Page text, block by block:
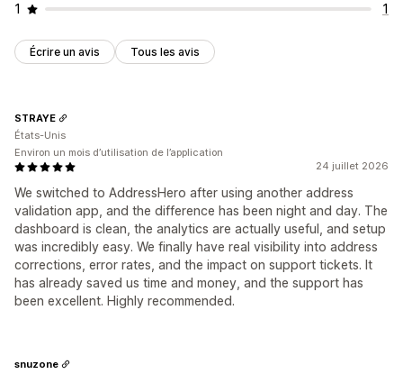
1
1
Écrire un avis Tous les avis
24 juillet 2026
We switched to AddressHero after using another address
validation app, and the difference has been night and day. The
dashboard is clean, the analytics are actually useful, and setup
was incredibly easy. We finally have real visibility into address
corrections, error rates, and the impact on support tickets. It
has already saved us time and money, and the support has
been excellent. Highly recommended.
STRAYE
États-Unis
Environ un mois d’utilisation de l’application
snuzone